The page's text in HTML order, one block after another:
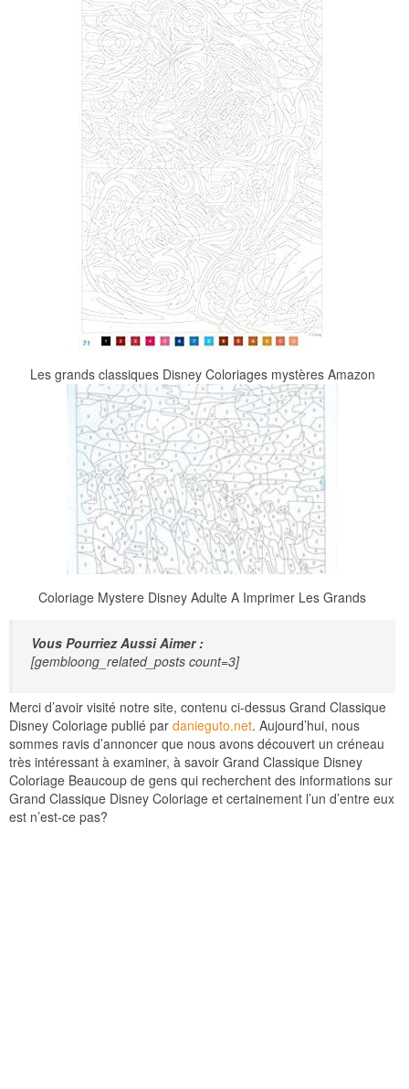
Les grands classiques Disney Coloriages mystères Amazon
Coloriage Mystere Disney Adulte A Imprimer Les Grands
Vous Pourriez Aussi Aimer :
[gembloong_related_posts count=3]
Merci d’avoir visité notre site, contenu ci-dessus Grand Classique
Disney Coloriage publié par danieguto.net. Aujourd’hui, nous
sommes ravis d’annoncer que nous avons découvert un créneau
très intéressant à examiner, à savoir Grand Classique Disney
Coloriage Beaucoup de gens qui recherchent des informations sur
Grand Classique Disney Coloriage et certainement l’un d’entre eux
est n’est-ce pas?